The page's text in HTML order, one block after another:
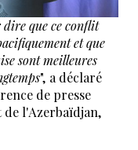
dire que ce conflit
et que
sont meilleures
", a déclaré
de presse
de l'Azerbaïdjan,